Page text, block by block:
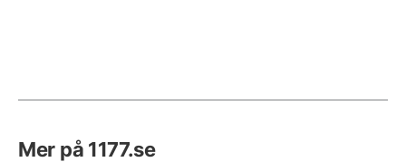
Mer på 1177.se